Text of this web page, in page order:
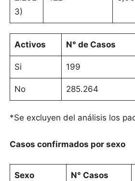
3)
Activos N° de Casos
Si 199
No 285.264
*Se excluyen del análisis los
Casos confirmados por sexo
Sexo N° Casos